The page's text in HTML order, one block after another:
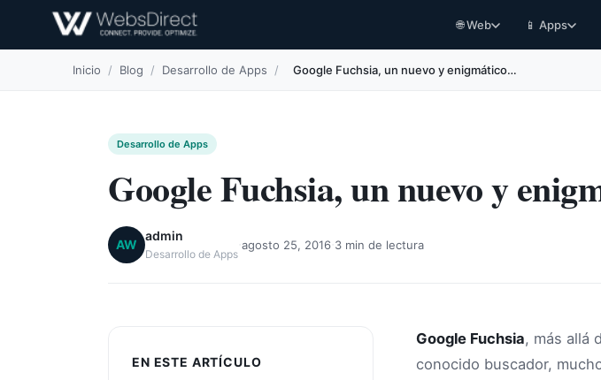
🌐 Web 📱 Apps
Inicio / Blog / Desarrollo de Apps / Google Fuchsia, un nuevo y enigmático…
Desarrollo de Apps
Google Fuchsia, un nuevo y
AW
admin
Desarrollo de Apps
agosto 25, 2016 3 min de lectura
EN ESTE ARTÍCULO
Google Fuchsia, más allá
conocido buscador,